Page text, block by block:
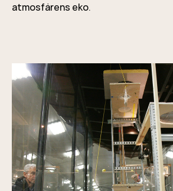
atmosfärens eko.